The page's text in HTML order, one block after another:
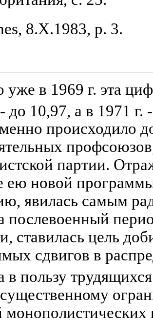
8.X.1983, p. 3.
уже в 1969 г. эта
до 10,97, а в 1971
происходило
партии.
ею новой
явилась самым
послевоенный
ставилась цель
сдвигов в
в пользу
монополистических